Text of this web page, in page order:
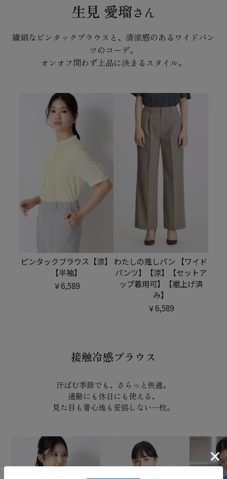
生見 愛瑠さん
繊細なピンタックブラウスと、清涼感のあるワイドパン
ツのコーデ。
オンオフ問わず上品に決まるスタイル。
ピンタックブラウス【涼】
【半袖】
￥6,589
わたしの推しパン 【ワイド
パンツ】【涼】【セットア
ップ着用可】【裾上げ済
み】
￥6,589
接触冷感ブラウス
汗ばむ季節でも、さらっと快適。
通勤にも休日にも使える、
見た目も着心地も妥協しない一枚。